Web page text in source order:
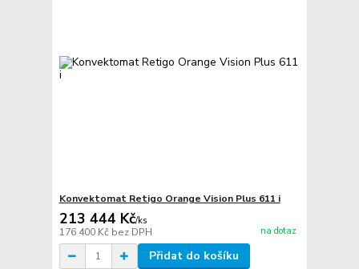
Konvektomat Retigo Orange Vision Plus 611 i
213 444 Kč/ks
176 400 Kč bez DPH na dotaz
Přidat do košíku